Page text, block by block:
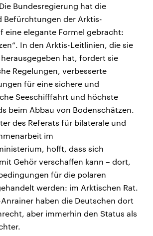
Bundesregierung hat die
Befürchtungen der Arktis-
eine elegante Formel gebracht:
In den Arktis-Leitlinien, die sie
hat, fordert sie
Regelungen, verbesserte
für eine sichere und
Seeschifffahrt und höchste
beim Abbau von Bodenschätzen.
des Referats für bilaterale und
im
hofft, dass sich
Gehör verschaffen kann – dort,
für die polaren
werden: im Arktischen Rat.
haben die Deutschen dort
aber immerhin den Status als